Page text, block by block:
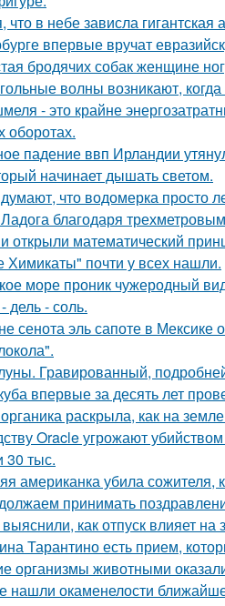
что в небе зависла
впервые вручат
бродячих собак женщине
волны возникают,
- это крайне
оборотах.
падение ввп Ирландии
начинает дышать светом.
что водомерка просто
благодаря
открыли математический
Химикаты" почти у всех нашли.
море проник чужеродный
дель - соль.
сенота эль сапоте в
Гравированный,
впервые за десять лет
раскрыла, как на
Oracle угрожают
30 тыс.
американка убила сожителя,
принимать
как отпуск влияет на
Тарантино есть прием,
организмы животными
нашли окаменелости